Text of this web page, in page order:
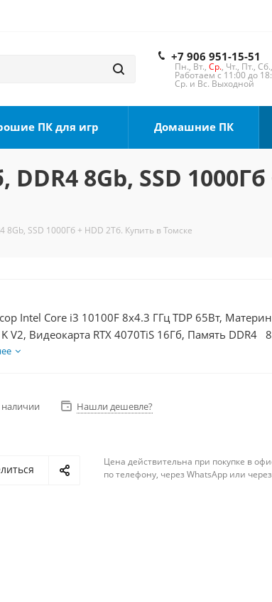
+7 906 951-15-51
Пн., Вт., Ср., Чт., Пт., Сб.,
Работаем с 11:00 до
Ср. и Вс. Выходной
ПК для игр Домашние ПК
8Gb, SSD 1000Гб
8Gb, SSD 1000Гб + HDD 2Тб. Купить в Томске
Intel Core i3 10100F 8x4.3 ГГц TDP 65Вт,
V2, Видеокарта RTX 4070TiS 16Гб, Память DDR4
БП 750Вт
наличии Нашли дешевле?
Цена действительна при покупке в
по телефону, через WhatsApp или